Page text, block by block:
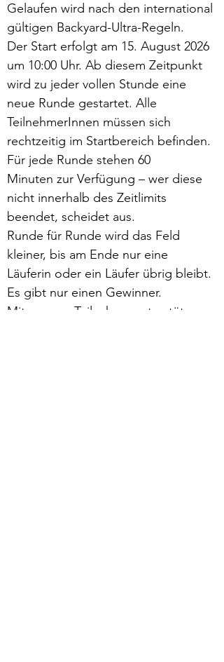
Gelaufen wird nach den international
gültigen Backyard-Ultra-Regeln.
Der Start erfolgt am 15. August 2026
um 10:00 Uhr. Ab diesem Zeitpunkt
wird zu jeder vollen Stunde eine
neue Runde gestartet. Alle
TeilnehmerInnen müssen sich
rechtzeitig im Startbereich befinden.
Für jede Runde stehen 60
Minuten zur Verfügung – wer diese
nicht innerhalb des Zeitlimits
beendet, scheidet aus.
Runde für Runde wird das Feld
kleiner, bis am Ende nur eine
Läuferin oder ein Läufer übrig bleibt.
Es gibt nur einen Gewinner.
Mit unserer Teilnahme unterstützen